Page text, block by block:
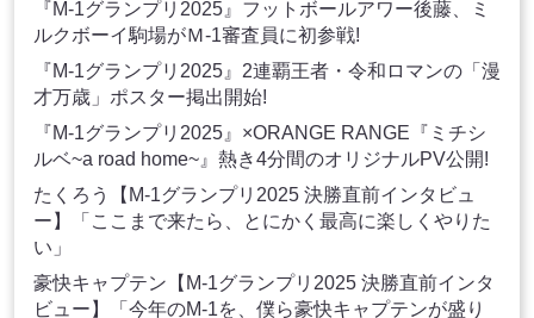
『M-1グランプリ2025』フットボールアワー後藤、ミ
ルクボーイ駒場がＭ-1審査員に初参戦!
『M-1グランプリ2025』2連覇王者・令和ロマンの「漫
才万歳」ポスター掲出開始!
『M-1グランプリ2025』×ORANGE RANGE『ミチシ
ルベ~a road home~』熱き4分間のオリジナルPV公開!
たくろう【M-1グランプリ2025 決勝直前インタビュ
ー】「ここまで来たら、とにかく最高に楽しくやりた
い」
豪快キャプテン【M-1グランプリ2025 決勝直前インタ
ビュー】「今年のM-1を、僕ら豪快キャプテンが盛り